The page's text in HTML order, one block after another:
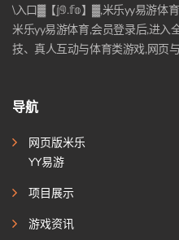
\入口▓【𝕛𝟡.𝕗𝕠】▓,米乐yy易游体
米乐yy易游体育,会员登录后,进入
技、真人互动与体育类游戏,网页
导航
网页版米乐
YY易游
项目展示
游戏资讯